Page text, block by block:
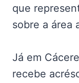
que
sobre a área
Já em
recebe